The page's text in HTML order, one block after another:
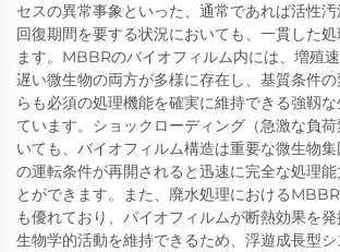
セスの異常事象といった、通常であれば活性
回復期間を要する状況においても、一貫した
ます。MBBRのバイオフィルム内には、増殖
遅い微生物の両方が多様に存在し、基質条件
らも必須の処理機能を確実に維持できる強靱
ています。ショックローディング（急激な負
いても、バイオフィルム構造は重要な微生物
の運転条件が再開されると迅速に完全な処理
とができます。また、廃水処理における
も優れており、バイオフィルムが断熱効果を
生物学的活動を維持できるため、浮遊成長型